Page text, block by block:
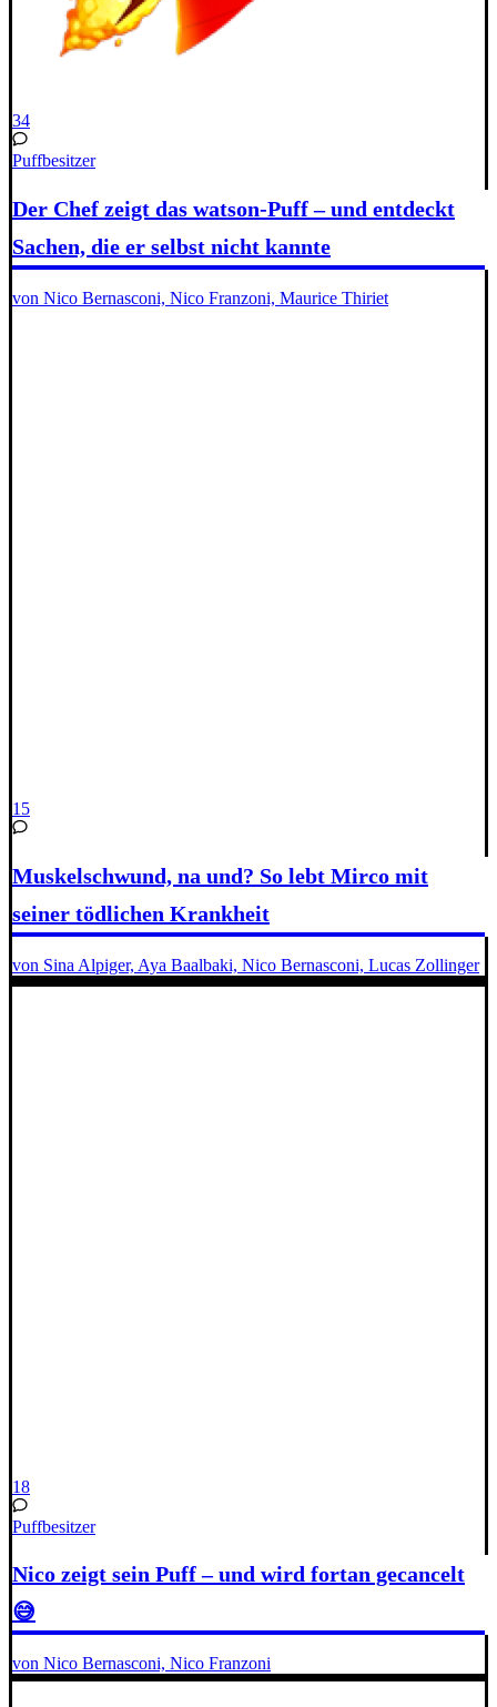
34
Puffbesitzer
Der Chef zeigt das watson-Puff – und entdeckt
Sachen, die er selbst nicht kannte
von Nico Bernasconi, Nico Franzoni, Maurice Thiriet
15
Muskelschwund, na und? So lebt Mirco mit
seiner tödlichen Krankheit
von Sina Alpiger, Aya Baalbaki, Nico Bernasconi, Lucas Zollinger
18
Puffbesitzer
Nico zeigt sein Puff – und wird fortan gecancelt
😅
von Nico Bernasconi, Nico Franzoni